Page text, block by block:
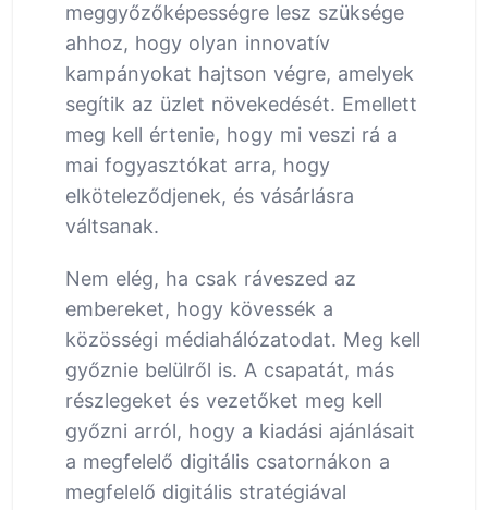
meggyőzőképességre lesz szüksége
ahhoz, hogy olyan innovatív
kampányokat hajtson végre, amelyek
segítik az üzlet növekedését. Emellett
meg kell értenie, hogy mi veszi rá a
mai fogyasztókat arra, hogy
elköteleződjenek, és vásárlásra
váltsanak.
Nem elég, ha csak ráveszed az
embereket, hogy kövessék a
közösségi médiahálózatodat. Meg kell
győznie belülről is. A csapatát, más
részlegeket és vezetőket meg kell
győzni arról, hogy a kiadási ajánlásait
a megfelelő digitális csatornákon a
megfelelő digitális stratégiával